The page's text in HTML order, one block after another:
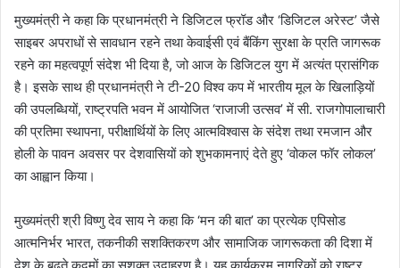
मुख्यमंत्री ने कहा कि प्रधानमंत्री ने डिजिटल फ्रॉड और ‘डिजिटल अरेस्ट’ जैसे
साइबर अपराधों से सावधान रहने तथा केवाईसी एवं बैंकिंग सुरक्षा के प्रति जागरूक
रहने का महत्वपूर्ण संदेश भी दिया है, जो आज के डिजिटल युग में अत्यंत प्रासंगिक
है। इसके साथ ही प्रधानमंत्री ने टी-20 विश्व कप में भारतीय मूल के खिलाड़ियों
की उपलब्धियों, राष्ट्रपति भवन में आयोजित ‘राजाजी उत्सव’ में सी. राजगोपालाचारी
की प्रतिमा स्थापना, परीक्षार्थियों के लिए आत्मविश्वास के संदेश तथा रमजान और
होली के पावन अवसर पर देशवासियों को शुभकामनाएं देते हुए ‘वोकल फॉर लोकल’
का आह्वान किया।
मुख्यमंत्री श्री विष्णु देव साय ने कहा कि ‘मन की बात’ का प्रत्येक एपिसोड
आत्मनिर्भर भारत, तकनीकी सशक्तिकरण और सामाजिक जागरूकता की दिशा में